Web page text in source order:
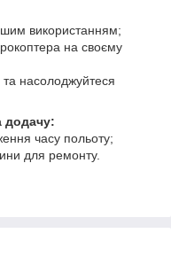
використанням;
на своєму
та насолоджуйтеся
додачу:
часу польоту;
для ремонту.